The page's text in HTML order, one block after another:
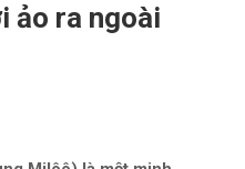
ảo ra ngoài